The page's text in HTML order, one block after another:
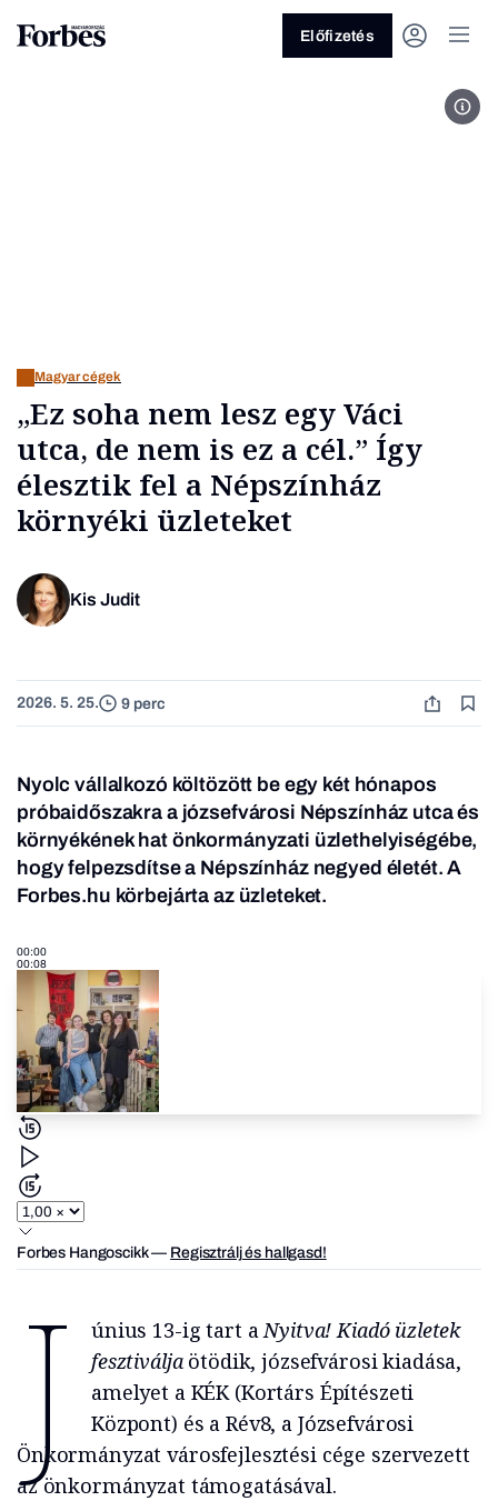
Üzlet
Előfizetés
A
Magyar cégek
„Ez soha nem lesz egy Váci
utca, de nem is ez a cél.” Így
élesztik fel a Népszínház
környéki üzleteket
Kis Judit
2026. 5. 25. 9 perc
Nyolc vállalkozó költözött be egy két hónapos
próbaidőszakra a józsefvárosi Népszínház utca és
környékének hat önkormányzati üzlethelyiségébe,
hogy felpezsdítse a Népszínház negyed életét. A
Forbes.hu körbejárta az üzleteket.
00:00
00:08
Forbes Hangoscikk— Regisztrálj és hallgasd!
J únius 13-ig tart aNyitva! Kiadó üzletek
fesztiváljaötödik, józsefvárosi kiadása,
amelyet a KÉK (Kortárs Építészeti
Központ) és a Rév8, a Józsefvárosi
Önkormányzat városfejlesztési cége szervezett
az önkormányzat támogatásával.